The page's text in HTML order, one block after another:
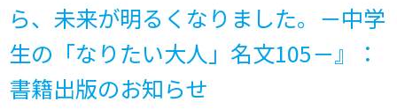
ら、未来が明るくなりました。－中学
生の「なりたい大人」名文105－』：
書籍出版のお知らせ